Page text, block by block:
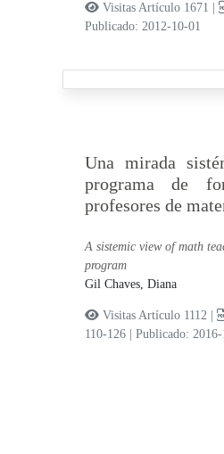
Visitas Artículo 1671 |
Publicado: 2012-10-01
Una mirada
programa de
profesores de
A sistemic view of math
program
Gil Chaves, Diana
Visitas Artículo 1112 |
110-126
|Publicado: 2016-